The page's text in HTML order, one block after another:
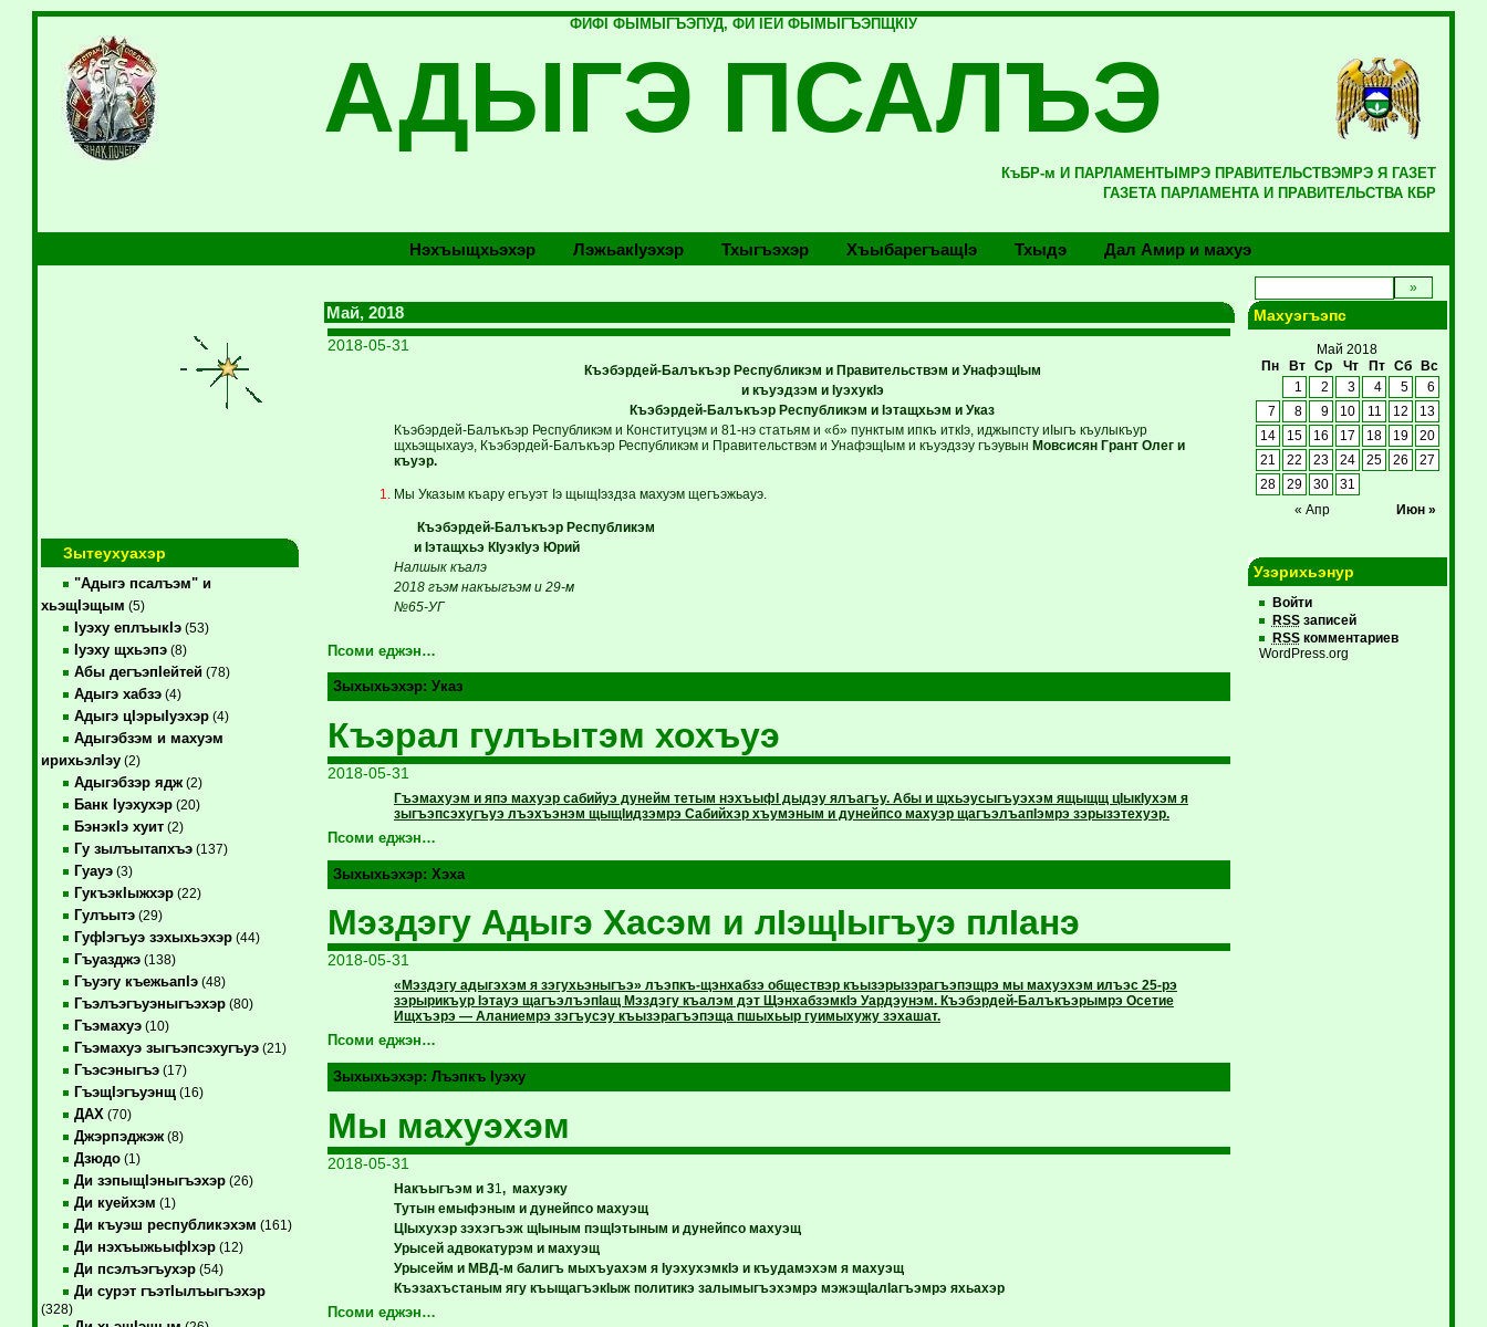
ФИФI ФЫМЫГЪЭПУД, ФИ IЕЙ ФЫМЫГЪЭПЩКIУ
АДЫГЭ ПСАЛЪЭ
КъБР-м И ПАРЛАМЕНТЫМРЭ ПРАВИТЕЛЬСТВЭМРЭ Я ГАЗЕТ
ГАЗЕТА ПАРЛАМЕНТА И ПРАВИТЕЛЬСТВА КБР
Нэхъыщхьэхэр Лэжьакlуэхэр Тхыгъэхэр Хъыбарегъащlэ Тхыдэ Дал Амир и махуэ
Зытеухуахэр
"Адыгэ псалъэм" и
хьэщIэщым (5)
Iуэху еплъыкIэ(53)
Iуэху щхьэпэ(8)
Абы дегъэпIейтей(78)
Адыгэ хабзэ(4)
Адыгэ цIэрыIуэхэр(4)
Адыгэбзэм и махуэм
ирихьэлIэу(2)
Адыгэбзэр ядж(2)
Банк Iуэхухэр(20)
БэнэкIэ хуит(2)
Гу зылъытапхъэ(137)
Гуауэ(3)
ГукъэкIыжхэр(22)
Гулъытэ(29)
ГуфIэгъуэ зэхыхьэхэр(44)
Гъуазджэ(138)
Гъуэгу къежьапIэ(48)
Гъэлъэгъуэныгъэхэр(80)
Гъэмахуэ(10)
Гъэмахуэ зыгъэпсэхугъуэ(21)
Гъэсэныгъэ(17)
ГъэщIэгъуэнщ(16)
ДАХ (70)
Джэрпэджэж(8)
Дзюдо(1)
Ди зэпыщIэныгъэхэр(26)
Ди куейхэм (1)
Ди къуэш республикэхэм (161)
Ди нэхъыжьыфIхэр(12)
Ди псэлъэгъухэр(54)
Ди сурэт гъэтIылъыгъэхэр
(328)
Май, 2018
2018-05-31
Къэбэрдей-Балъкъэр Республикэм и Правительствэм и УнафэщIым
и къуэдзэм и IуэхукIэ
Къэбэрдей-Балъкъэр Республикэми Iэтащхьэм и Указ
Къэбэрдей-Балъкъэр Республикэм и Конституцэм и 81-нэ статьям и «б» пунктым ипкъ иткIэ, иджыпсту иIыгъ къулыкъур
щхьэщыхауэ, Къэбэрдей-Балъкъэр Республикэм и Правительствэм и УнафэщIым и къуэдзэу гъэувын Мовсисян Грант Олег и
къуэр.
Мы Указым къару егъуэт Iэ щыщIэздза махуэм щегъэжьауэ.
Къэбэрдей-Балъкъэр Республикэм
и Iэтащхьэ КIуэкIуэ Юрий
Налшык къалэ
2018 гъэм накъыгъэм и 29-м
№65-УГ
Псоми еджэн…
Зыхыхьэхэр: Указ
Къэрал гулъытэм хохъуэ
2018-05-31
Гъэмахуэм и япэ махуэр сабийуэ дунейм тетым нэхъыфI дыдэу ялъагъу. Абы и щхьэусыгъуэхэм ящыщщ цIыкIухэм я
зыгъэпсэхугъуэ лъэхъэнэм щыщIидзэмрэ Сабийхэр хъумэным и дунейпсо махуэр щагъэлъапIэмрэ зэрызэтехуэр.
Псоми еджэн…
Зыхыхьэхэр: Хэха
Мэздэгу Адыгэ Хасэм и лIэщIыгъуэ плIанэ
2018-05-31
«Мэздэгу адыгэхэм я зэгухьэныгъэ» лъэпкъ-щэнхабзэ обществэр къызэрызэрагъэпэщрэ мы махуэхэм илъэс 25-рэ
зэрырикъур Iэтауэ щагъэлъэпIащ Мэздэгу къалэм дэт ЩэнхабзэмкIэ Уардэунэм. Къэбэрдей-Балъкъэрымрэ Осетие
Ищхъэрэ — Аланиемрэ зэгъусэу къызэрагъэпэща пшыхьыр гуимыхужу зэхашат.
Псоми еджэн…
Зыхыхьэхэр: Лъэпкъ Iуэху
Мы махуэхэм
2018-05-31
Накъыгъэм и 31 , махуэку
Тутын емыфэным и дунейпсо махуэщ
ЦIыхухэр зэхэгъэж щIыным пэщIэтыным и дунейпсо махуэщ
Урысей адвокатурэм и махуэщ
Урысейм и МВД-м балигъ мыхъуахэм я IуэхухэмкIэ и къудамэхэм я махуэщ
Къэзахъстаным ягу къыщагъэкIыж политикэ залымыгъэхэмрэ мэжэщIалIагъэмрэ яхьахэр
Псоми еджэн…
Махуэгъэпс
Май 2018
Пн
Вт Ср Чт Пт Сб Вс
« Апр Июн »
1 2 3 4 5
6
7
8 9 10 11 12
13
14
15 16 17 18 19
20
21
22 23 24 25 26
27
28
29 30 31
Узэрихьэнур
Войти
RSSзаписей
RSSкомментариев
WordPress.org